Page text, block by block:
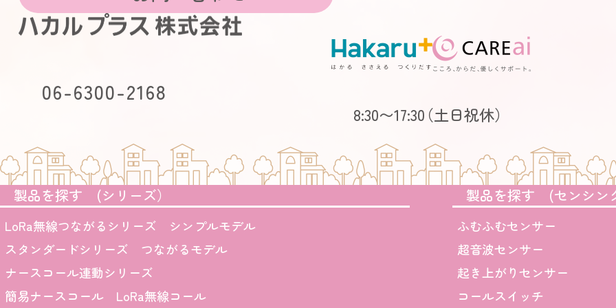
06-6300-2168
8:30〜17:30（土日祝休）
製品を探す (シリーズ）
LoRa無線つながるシリーズ シンプルモデル
スタンダードシリーズ つながるモデル
ナースコール連動シリーズ
簡易ナースコール LoRa無線コール
製品を探す (センシン
ふむふむセンサー
超音波センサー
起き上がりセンサー
コールスイッチ